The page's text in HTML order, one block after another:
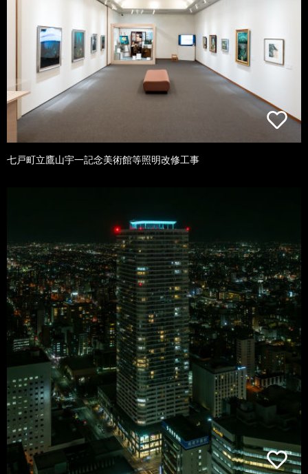
七戸町立鷹山宇一記念美術館等照明改修工事